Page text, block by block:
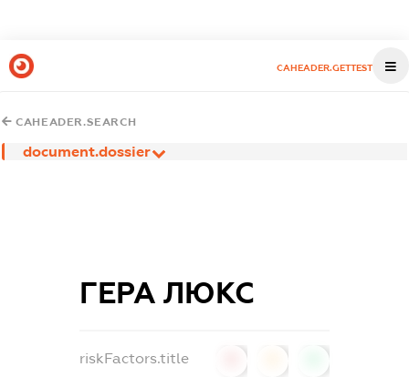
CAHEADER.GETTEST
CAHEADER.SEARCH
document.dossier
ГЕРА ЛЮКС
riskFactors.title